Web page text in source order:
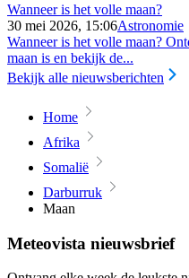
Wanneer is het volle maan?
30 mei 2026, 15:06Astronomie
Wanneer is het volle maan?
maan is en bekijk de...
Bekijk alle nieuwsberichten
Home
Afrika
Somalië
Darburruk
Maan
Meteovista nieuwsbrief